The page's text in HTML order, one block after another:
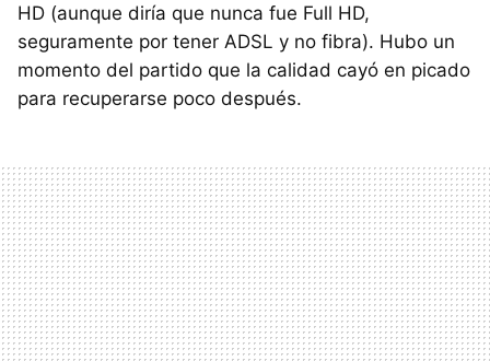
HD (aunque diría que nunca fue Full HD,
seguramente por tener ADSL y no fibra). Hubo un
momento del partido que la calidad cayó en picado
para recuperarse poco después.